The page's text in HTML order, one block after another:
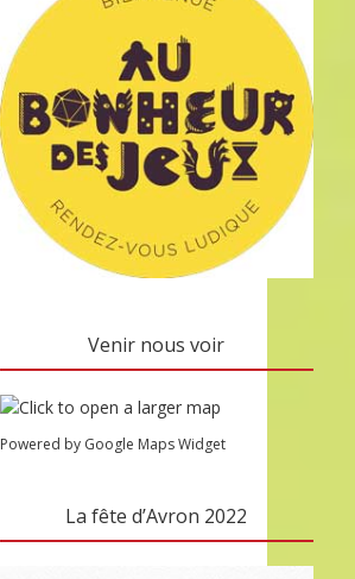
Venir nous voir
Powered by Google Maps Widget
La fête d’Avron 2022